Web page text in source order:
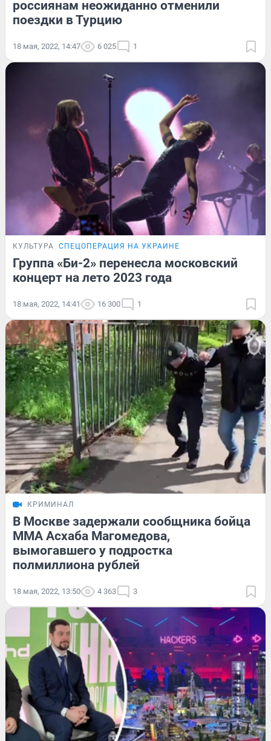
россиянам неожиданно отменили
поездки в Турцию
18 мая, 2022, 14:47 6 025 1
КУЛЬТУРА СПЕЦОПЕРАЦИЯ НА УКРАИНЕ
Группа «Би-2» перенесла московский
концерт на лето 2023 года
18 мая, 2022, 14:41 16 300 1
КРИМИНАЛ
В Москве задержали сообщника бойца
ММА Асхаба Магомедова,
вымогавшего у подростка
полмиллиона рублей
18 мая, 2022, 13:50 4 363 3